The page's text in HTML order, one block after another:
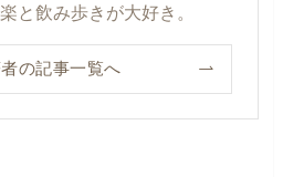
と飲み歩きが大好き。
の記事一覧へ